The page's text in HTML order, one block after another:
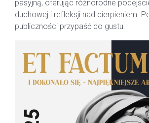
pasyjną, oferując różnorodne
duchowej i refleksji nad cierpieniem.
publiczności przypaść do gustu.